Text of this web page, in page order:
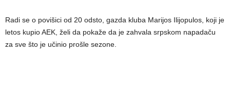
Radi se o povišici od 20 odsto, gazda kluba Marijos Ilijopulos, koji je
letos kupio AEK, želi da pokaže da je zahvala srpskom napadaču
za sve što je učinio prošle sezone.